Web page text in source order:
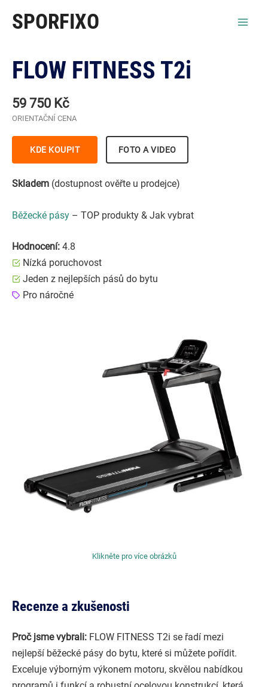
SPORFIXO
Klikněte pro více obrázků
FLOW FITNESS T2i
59 750 Kč
ORIENTAČNÍ CENA
KDE KOUPIT FOTO A VIDEO
Skladem (dostupnost ověřte u prodejce)
Běžecké pásy – TOP produkty & Jak vybrat
Hodnocení: 4.8
Nízká poruchovost
Jeden z nejlepších pásů do bytu
Pro náročné
Recenze a zkušenosti
Proč jsme vybrali: FLOW FITNESS T2i se řadí mezi
nejlepší běžecké pásy do bytu, které si můžete pořídit.
Exceluje výborným výkonem motoru, skvělou nabídkou